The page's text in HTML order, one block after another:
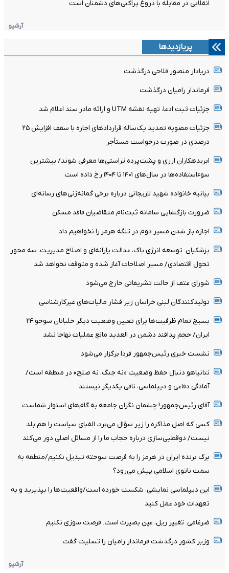
انقلابی در مقابله با دروغ پراکنی‌های دشمنان است
آرشیو
پربازدیدها
دریادار منصور فلاحی درگذشت
فرماندار رامیان درگذشت
جزئیات ثبت ادعا، تهیه نقشه UTM و ارائه مادر سند اعلام شد
جزئیات مصوبه تمدید یک‌ساله قرارداد‌های اجاره با سقف افزایش ۲۵
درصدی در صورت درخواست مستأجر
ابربدهکاران ارزی و پشت‌پرده تراستی‌ها معرفی شوند/ بیشترین
سوءاستفاده‌ها در سال‌های ۱۴۰۱ تا ۱۴۰۴ رخ داده است
بیانیه خانواده شهید لاریجانی درباره برخی گمانه‌زنی‌های رسانه‌ای
ضرورت بازگشایی سامانه ثبت‌نام متقاضیان فاقد مسکن
اجازه باز شدن مسیر دوم در تنگه هرمز را نخواهیم داد
پزشکیان: توسعه انرژی پاک، عدالت یارانه‌ای و اصلاح مدیریت، سه محور
تحول اقتصادی/ مسیر اصلاحات آغاز شده و متوقف نخواهد شد
شورای عتف از حالت تشریفاتی خارج می‌شود
تولیدکنندگان لبنی خراسان زیر فشار مالیات‌های غیرکارشناسی
بسیج تمام ظرفیت‌ها برای تعیین وضعیت دیگر خلبانان سوخو ۲۴
ایران/ حجم پدافند دشمن در العدید مانع عملیات نهاجا نشد
نشست خبری رئیس‌جمهور فردا برگزار می‌شود
نتانیاهو دنبال حفظ وضعیت «نه جنگ، نه صلح» در منطقه است/
آمادگی دفاعی و دیپلماسی، نافی یکدیگر نیستند
آقای رئیس‌جمهور! چشمان نگران جامعه به گام‌های استوار شماست
کسی که اصل مذاکره را زیر سؤال می‌برد، الفبای سیاست را هم بلد
نیست/ دوقطبی‌سازی درباره حجاب ما را از مسائل اصلی دور می‌کند
برگ برنده ایران در هرمز را به فرصت سوخته تبدیل نکنیم/منطقه به
سمت ناتوی اسلامی پیش می‌رود؟
این دیپلماسی نمایشی، شکست خورده است/واقعیت‌ها را بپذیرید و به
تعهدات خود عمل کنید
ضرغامی: تغییر ریل، عین بصیرت است. فرصت سوزی نکنیم
وزیر کشور درگذشت فرماندار رامیان را تسلیت گفت
آرشیو